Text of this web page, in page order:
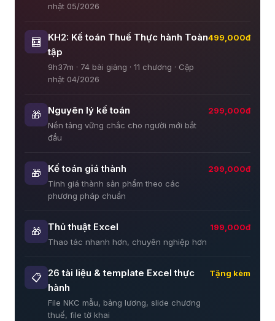
nhật 05/2026
🧮
KH2: Kế toán Thuế Thực hành Toàn
tập
9h37m · 74 bài giảng · 11 chương · Cập
nhật 04/2026
499,000đ
🎁 Nguyên lý kế toán
Nền tảng vững chắc cho người mới bắt
đầu
299,000đ
🎁 Kế toán giá thành
Tính giá thành sản phẩm theo các
phương pháp chuẩn
299,000đ
🎁 Thủ thuật Excel
Thao tác nhanh hơn, chuyên nghiệp hơn
199,000đ
📋
26 tài liệu & template Excel thực
hành
File NKC mẫu, bảng lương, slide chương
thuế, file tờ khai
Tặng kèm